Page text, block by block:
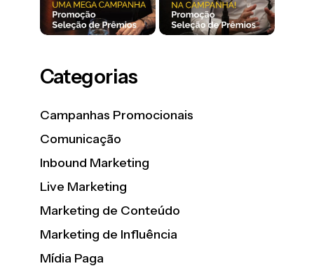
Categorias
Campanhas Promocionais
Comunicação
Inbound Marketing
Live Marketing
Marketing de Conteúdo
Marketing de Influência
Mídia Paga